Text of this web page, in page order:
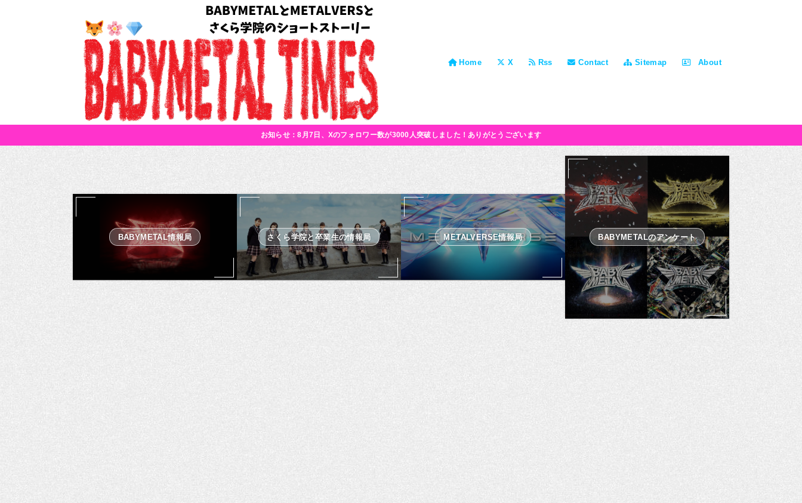
Home X Rss Contact Sitemap About
お知らせ：8月7日、Xのフォロワー数が3000人突破しました！ありがとうございます
BABYMETAL情報局 さくら学院と卒業生の情報局 METALVERSE情報局 BABYMETALのアンケート